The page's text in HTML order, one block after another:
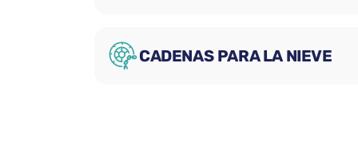
CADENAS PARA LA NIEVE